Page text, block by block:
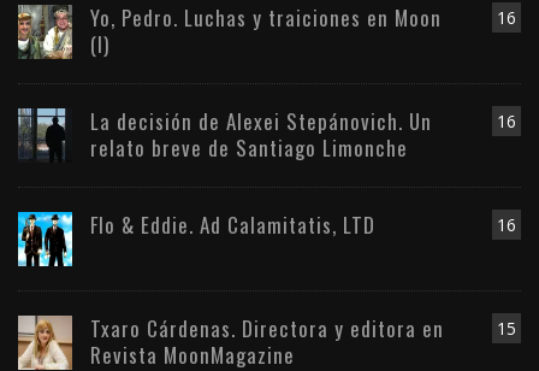
16
Yo, Pedro. Luchas y traiciones en Moon
(I)
16
La decisión de Alexei Stepánovich. Un
relato breve de Santiago Limonche
16
Flo & Eddie. Ad Calamitatis, LTD
15
Txaro Cárdenas. Directora y editora en
Revista MoonMagazine